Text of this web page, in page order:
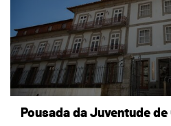
Pousada da Juventude